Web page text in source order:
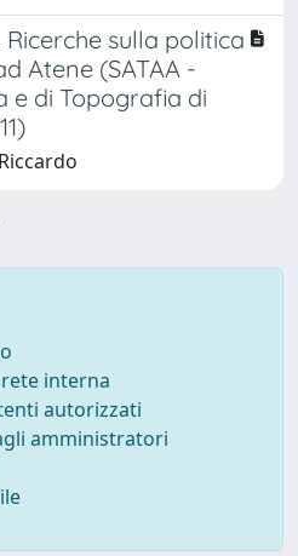
sulla politica
Atene (SATAA -
e di Topografia di
interna
autorizzati
amministratori